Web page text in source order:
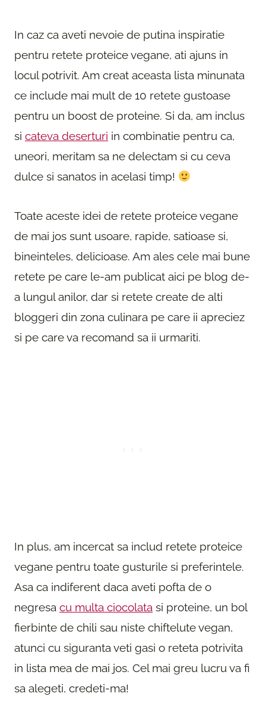
In caz ca aveti nevoie de putina inspiratie
pentru retete proteice vegane, ati ajuns in
locul potrivit. Am creat aceasta lista minunata
ce include mai mult de 10 retete gustoase
pentru un boost de proteine. Si da, am inclus
si cateva deserturi in combinatie pentru ca,
uneori, meritam sa ne delectam si cu ceva
dulce si sanatos in acelasi timp!
Toate aceste idei de retete proteice vegane
de mai jos sunt usoare, rapide, satioase si,
bineinteles, delicioase. Am ales cele mai bune
retete pe care le-am publicat aici pe blog de-
a lungul anilor, dar si retete create de alti
bloggeri din zona culinara pe care ii apreciez
si pe care va recomand sa ii urmariti.
In plus, am incercat sa includ retete proteice
vegane pentru toate gusturile si preferintele.
Asa ca indiferent daca aveti pofta de o
negresa cu multa ciocolata si proteine, un bol
fierbinte de chili sau niste chiftelute vegan,
atunci cu siguranta veti gasi o reteta potrivita
in lista mea de mai jos. Cel mai greu lucru va fi
sa alegeti, credeti-ma!